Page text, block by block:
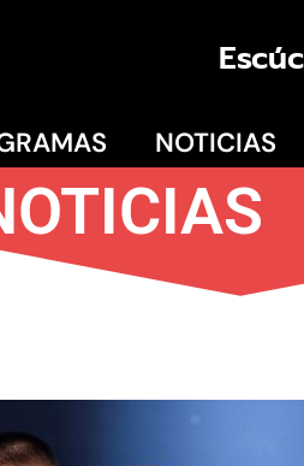
Escúchanos en
NOTICIAS